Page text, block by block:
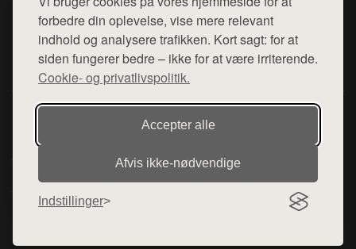
forbedre din oplevelse, vise mere relevant
indhold og analysere trafikken. Kort sagt: for at
siden fungerer bedre – ikke for at være irriterende.
Cookie- og privatlivspolitik.
Accepter alle
Afvis ikke‑nødvendige
Indstillinger
Blog
Kontakt
Mail: hej@want.dk
Cookie- og privatlivspolitik
Denne side er en del af want.dk, der udgiver en række
hjemmesider med præsentation af forskellige produkter fra
diverse webshops. Der sælges ikke varer fra denne side - vi
henviser til de shops, som sælger varen. Vi har heller ikke
varerne på lager.